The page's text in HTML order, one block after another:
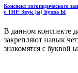
Конспект логопедического
с ТНР. Звук [ы] Буква Ы
В данном конспекте
закрепляют навык
знакомятся с буквой